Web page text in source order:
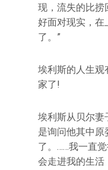
现，流失的比捞
好面对现实，在
了。”
埃利斯的人生观
家了!
埃利斯从贝尔妻
是询问他其中原
了。……我一直
会走进我的生活